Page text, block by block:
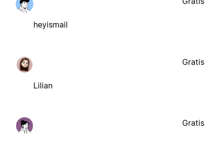
heyismail
Lilian
Gratis
Gratis